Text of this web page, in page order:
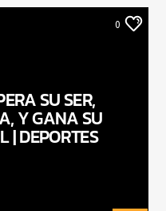
0
SU SER,
Y GANA SU
| DEPORTES